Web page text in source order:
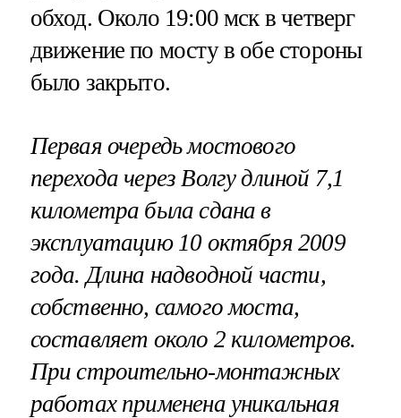
обход. Около 19:00 мск в четверг
движение по мосту в обе стороны
было закрыто.
Первая очередь мостового
перехода через Волгу длиной 7,1
километра была сдана в
эксплуатацию 10 октября 2009
года. Длина надводной части,
собственно, самого моста,
составляет около 2 километров.
При строительно-монтажных
работах применена уникальная